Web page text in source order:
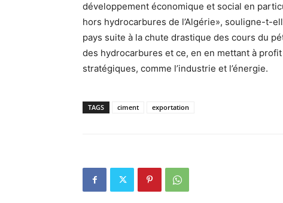
développement économique et social en
hors hydrocarbures de l’Algérie», souligne-t-
pays suite à la chute drastique des cours du
des hydrocarbures et ce, en en mettant à
stratégiques, comme l’industrie et l’énergie.
TAGS ciment exportation